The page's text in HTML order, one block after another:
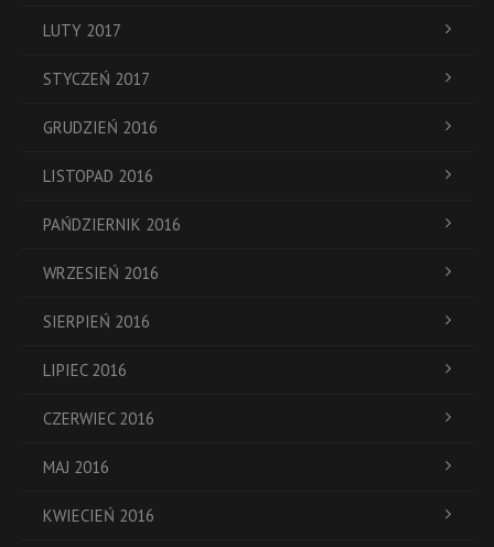
LUTY 2017
STYCZEŃ 2017
GRUDZIEŃ 2016
LISTOPAD 2016
PAŃDZIERNIK 2016
WRZESIEŃ 2016
SIERPIEŃ 2016
LIPIEC 2016
CZERWIEC 2016
MAJ 2016
KWIECIEŃ 2016